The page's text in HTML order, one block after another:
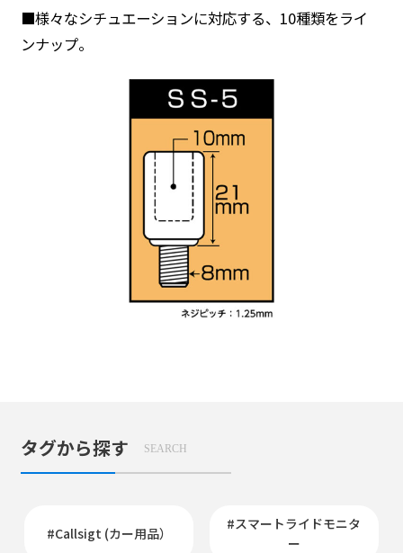
■様々なシチュエーションに対応する、10種類をライ
ンナップ。
タグから探す SEARCH
#Callsigt (カー用品）
#スマートライドモニタ
ー